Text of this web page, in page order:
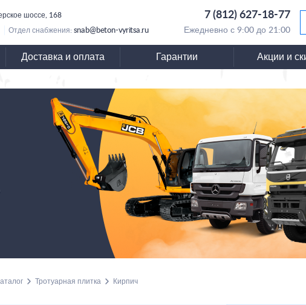
шоссе, 168 7 (812) 627-18-77
Отдел снабжения: snab@beton-vyritsa.ru Ежедневно с 9:00 до 21:00
Доставка и оплата Гарантии Акции и
Тротуарная плитка Кирпич